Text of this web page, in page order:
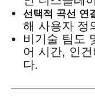
선택적 곡선 연
해 사용자 정
비기술 팀도
어 시간, 인
다.